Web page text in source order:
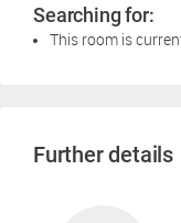
Searching for:
This room is
Further details